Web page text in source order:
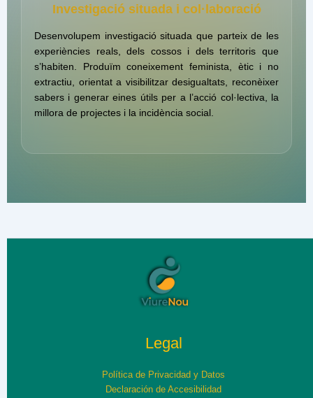
Investigació situada i col·laboració
Desenvolupem investigació situada que parteix de les
experiències reals, dels cossos i dels territoris que
s’habiten. Produïm coneixement feminista, ètic i no
extractiu, orientat a visibilitzar desigualtats, reconèixer
sabers i generar eines útils per a l’acció col·lectiva, la
millora de projectes i la incidència social.
Legal
Política de Privacidad y Datos
Declaración de Accesibilidad